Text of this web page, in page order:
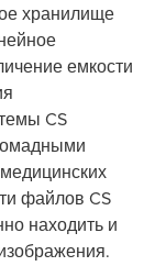
хранилище
емкости
CS
файлов CS
находить и